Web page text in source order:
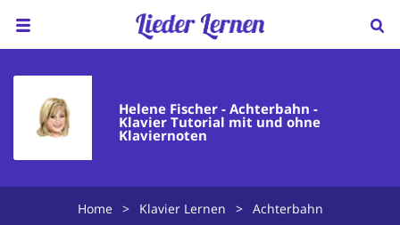
Home
Über uns Helene Fischer - Achterbahn -
Klavier Tutorial mit und ohne
Klaviernoten
Home > Klavier Lernen > Achterbahn